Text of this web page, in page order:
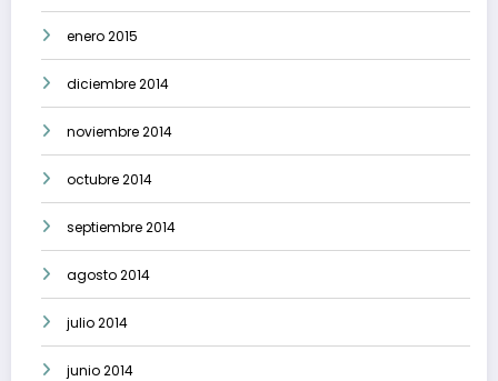
enero 2015
diciembre 2014
noviembre 2014
octubre 2014
septiembre 2014
agosto 2014
julio 2014
junio 2014